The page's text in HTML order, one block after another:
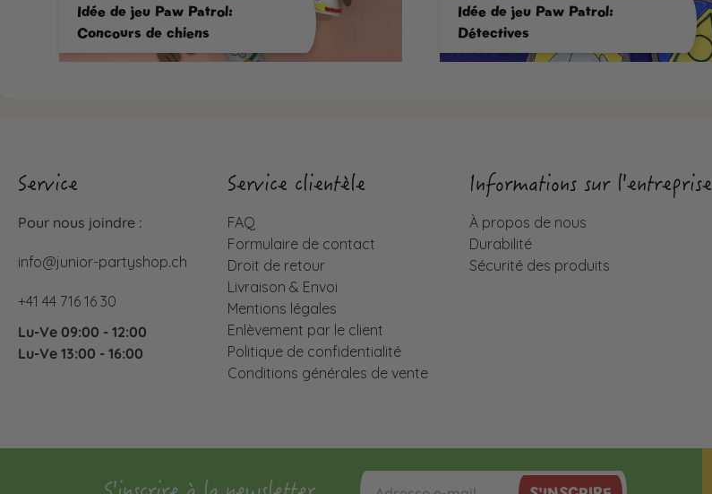
Idée de jeu Paw Patrol:
Concours de chiens
Idée de jeu Paw Patrol:
Détectives
Service
Pour nous joindre :
info@junior-partyshop.ch
+41 44 716 16 30
Lu-Ve 09:00 - 12:00
Lu-Ve 13:00 - 16:00
Service clientèle
FAQ
Formulaire de contact
Droit de retour
Livraison & Envoi
Mentions légales
Enlèvement par le client
Politique de confidentialité
Conditions générales de vente
Informations sur l'entreprise
À propos de nous
Durabilité
Sécurité des produits